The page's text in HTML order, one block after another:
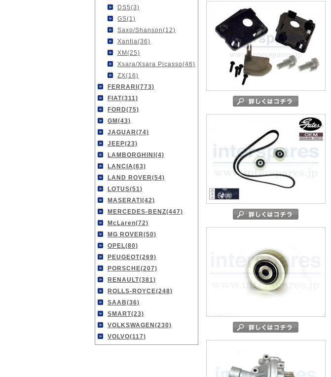
DS5(3)
GS(1)
Saxo/Shanson(12)
Xantia(36)
XM(25)
Xsara/Xsara Picasso(46)
ZX(16)
FERRARI(773)
FIAT(311)
FORD(75)
GM(43)
JAGUAR(74)
JEEP(23)
LAMBORGHINI(4)
LANCIA(63)
LAND ROVER(54)
LOTUS(51)
MASERATI(42)
MERCEDES-BENZ(447)
McLaren(72)
MG ROVER(50)
OPEL(80)
PEUGEOT(269)
PORSCHE(207)
RENAULT(381)
ROLLS-ROYCE(248)
SAAB(36)
SMART(23)
VOLKSWAGEN(230)
VOLVO(117)